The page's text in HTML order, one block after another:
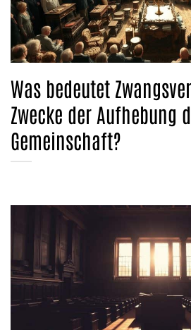
Was bedeutet
Zwecke der Aufhebung
Gemeinschaft?